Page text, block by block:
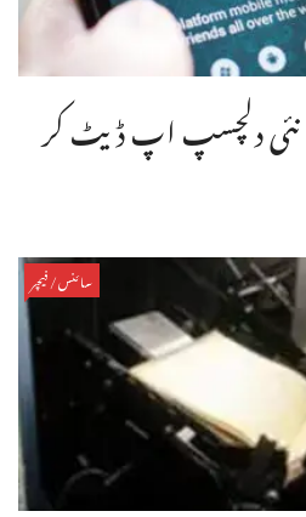
دلچسپ اپ ڈیٹ کر
سائنس/فیچر